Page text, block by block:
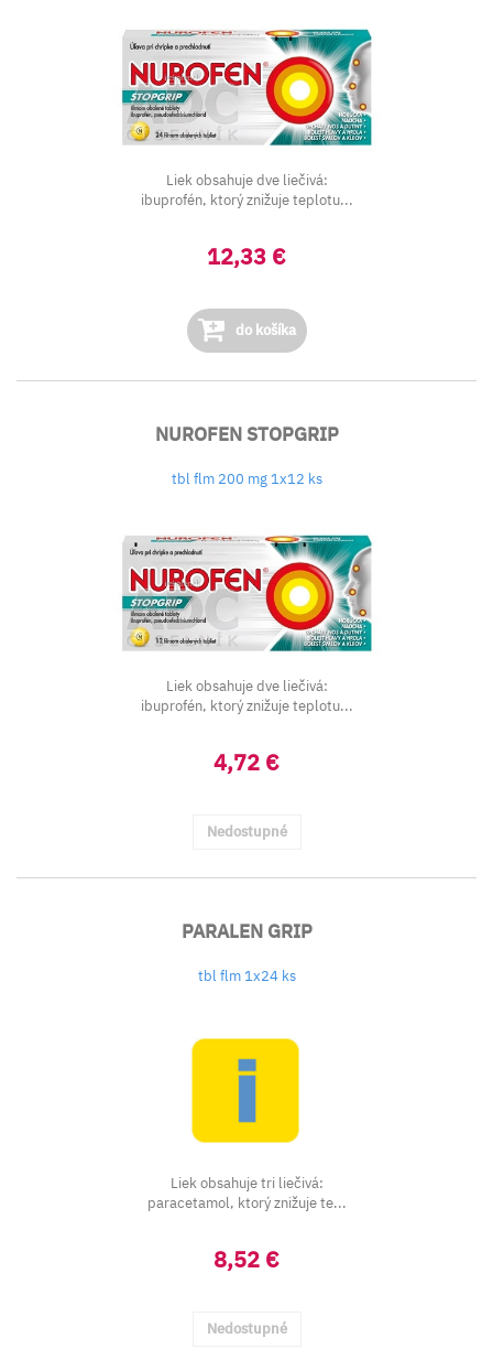
Liek obsahuje dve liečivá:
ibuprofén, ktorý znižuje teplotu...
12,33 €
do košíka
NUROFEN STOPGRIP
tbl flm 200 mg 1x12 ks
Liek obsahuje dve liečivá:
ibuprofén, ktorý znižuje teplotu...
4,72 €
Nedostupné
PARALEN GRIP
tbl flm 1x24 ks
Liek obsahuje tri liečivá:
paracetamol, ktorý znižuje te...
8,52 €
Nedostupné